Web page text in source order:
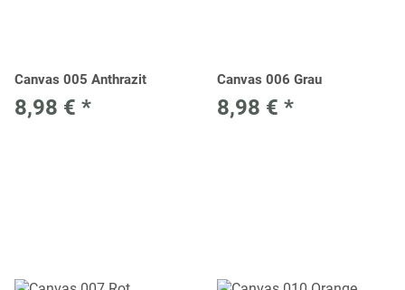
Canvas 005 Anthrazit
8,98 € *
Canvas 006 Grau
8,98 € *